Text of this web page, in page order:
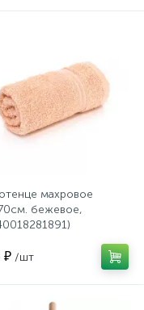
махровое
бежевое,
₽ /шт